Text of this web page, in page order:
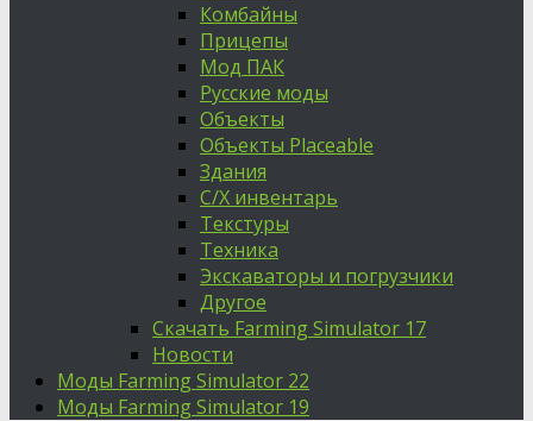
Комбайны
Прицепы
Мод ПАК
Русские моды
Объекты
Объекты Placeable
Здания
С/Х инвентарь
Текстуры
Техника
Экскаваторы и погрузчики
Другое
Скачать Farming Simulator 17
Новости
Моды Farming Simulator 22
Моды Farming Simulator 19